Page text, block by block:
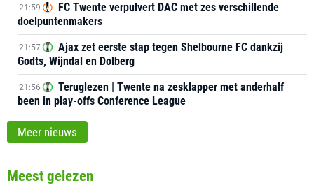
21:59
FC Twente verpulvert DAC met zes verschillende
doelpuntenmakers
21:57
Ajax zet eerste stap tegen Shelbourne FC dankzij
Godts, Wijndal en Dolberg
21:56
Teruglezen | Twente na zesklapper met anderhalf
been in play-offs Conference League
Meer nieuws
Meest gelezen